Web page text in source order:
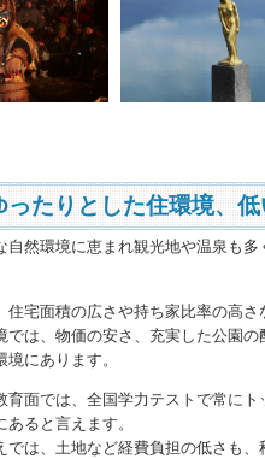
ったりとした住環境、
然環境に恵まれ観光地や温泉も
宅面積の広さや持ち家比率の高さ
では、物価の安さ、充実した公園
にあります。
面では、全国学力テストで常に
ると言えます。
では、土地など経費負担の低さも、